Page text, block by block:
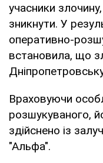
учасники
зникнути. У
оперативно-
встановила, що
Враховуючи
розшукуваного,
здійснено із
"Альфа".